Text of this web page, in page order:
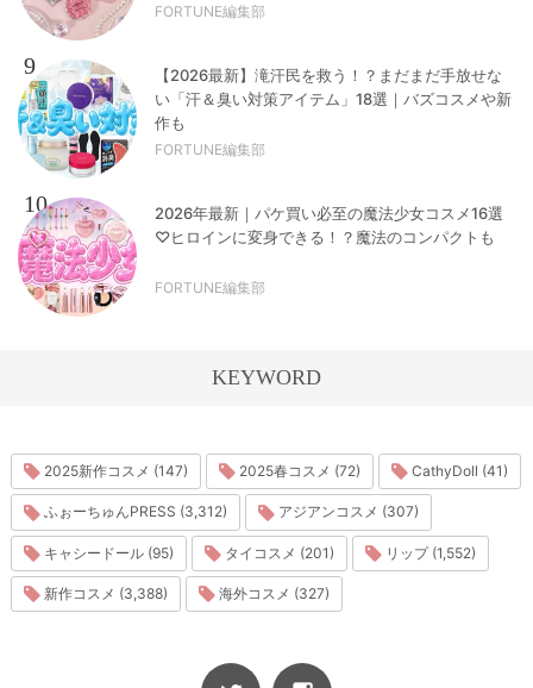
FORTUNE編集部
9
【2026最新】滝汗民を救う！？まだまだ手放せな
い「汗＆臭い対策アイテム」18選｜バズコスメや新
作も
FORTUNE編集部
10
2026年最新｜パケ買い必至の魔法少女コスメ16選
♡ヒロインに変身できる！？魔法のコンパクトも
FORTUNE編集部
KEYWORD
2025新作コスメ (147) 2025春コスメ (72) CathyDoll (41)
ふぉーちゅんPRESS (3,312) アジアンコスメ (307)
キャシードール (95) タイコスメ (201) リップ (1,552)
新作コスメ (3,388) 海外コスメ (327)